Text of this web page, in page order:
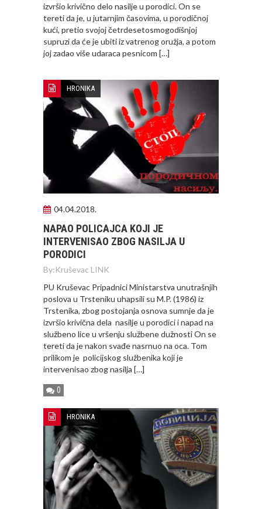
izvršio krivično delo nasilje u porodici. On se
tereti da je, u jutarnjim časovima, u porodičnoj
kući, pretio svojoj četrdesetosmogodišnjoj
supruzi da će je ubiti iz vatrenog oružja, a potom
joj zadao više udaraca pesnicom […]
HRONIKA
04.04.2018.
NAPAO POLICAJCA KOJI JE
INTERVENISAO ZBOG NASILJA U
PORODICI
By:Kruševac LINK
PU Kruševac Pripadnici Ministarstva unutrašnjih
poslova u Trsteniku uhapsili su M.P. (1986) iz
Trstenika, zbog postojanja osnova sumnje da je
izvršio krivična dela nasilje u porodici i napad na
službeno lice u vršenju službene dužnosti On se
tereti da je nakon svađe nasrnuo na oca. Tom
prilikom je policijskog službenika koji je
intervenisao zbog nasilja […]
0
HRONIKA